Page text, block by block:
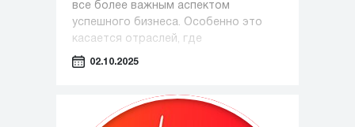
все более важным аспектом
успешного бизнеса. Особенно это
касается отраслей, где
оборудование играет ключевую роль
промышленность.
02.10.2025